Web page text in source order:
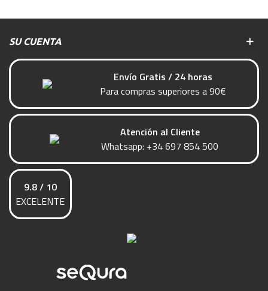
SU CUENTA
Envío Gratis / 24 horas
Para compras superiores a 90€
Atención al Cliente
Whatsapp: +34 697 854 500
9.8 / 10
EXCELENTE